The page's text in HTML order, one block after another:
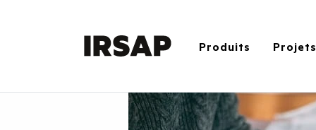
Produits Projets